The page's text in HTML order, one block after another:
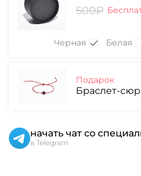
500₽
Черная Белая
Подарок
Браслет-
начать чат со
в Telegram